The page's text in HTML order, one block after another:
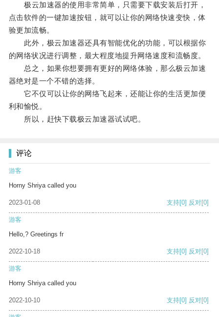
极云加速器的使用非常简单，只需要下载安装后打开，
点击软件的一键加速按钮，就可以让你的网络快速变快，体
验更加流畅。
此外，极云加速器还具有智能优化的功能，可以根据你
的网络状况进行调整，最大程度地提升网络速度和流畅度。
总之，如果你想要拥有更好的网络体验，那么极云加速
器绝对是一个不错的选择。
它不仅可以让你的网络飞起来，还能让你的生活更加便
利和愉悦。
所以，赶快下载极云加速器试试吧。
评论
游客
Horny Shriya called you
2023-01-08 支持[0] 反对[0]
游客
Hello,? Greetings fr
2022-10-18 支持[0] 反对[0]
游客
Horny Shriya called you
2022-10-10 支持[0] 反对[0]